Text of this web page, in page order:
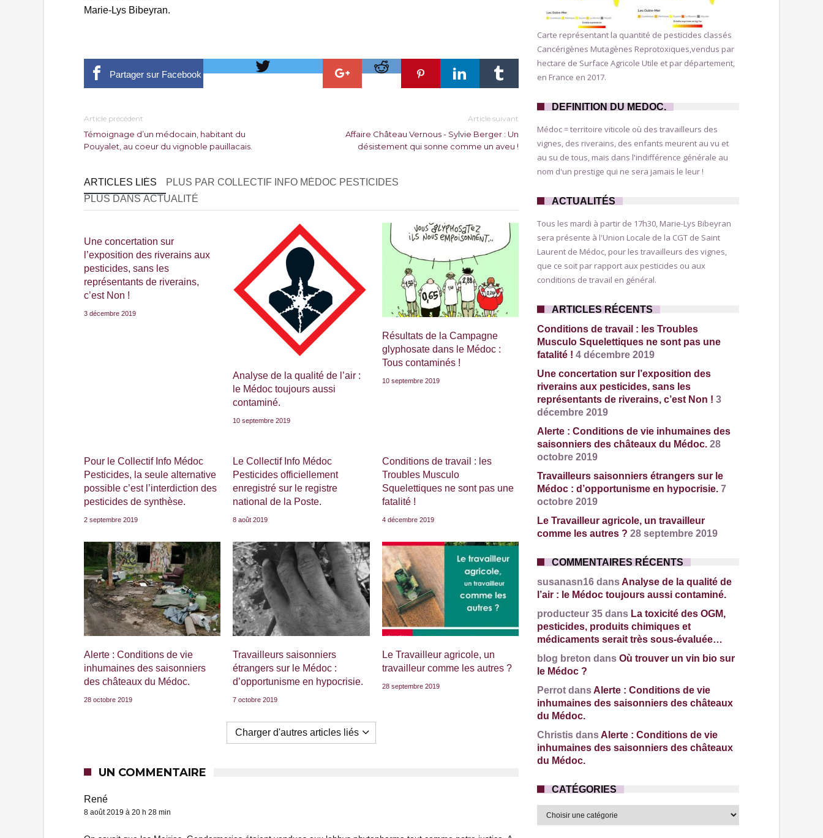
Marie-Lys Bibeyran.
Partager sur Facebook
Article précédent
Témoignage d’un médocain, habitant du
Pouyalet, au coeur du vignoble pauillacais.
Article suivant
Affaire Château Vernous - Sylvie Berger : Un
désistement qui sonne comme un aveu !
ARTICLES LIÉS
PLUS PAR COLLECTIF INFO MÉDOC PESTICIDES
PLUS DANS ACTUALITÉ
Une concertation sur
l’exposition des riverains aux
pesticides, sans les
représentants de riverains,
c’est Non !
3 décembre 2019
Analyse de la qualité de l’air :
le Médoc toujours aussi
contaminé.
10 septembre 2019
Résultats de la Campagne
glyphosate dans le Médoc :
Tous contaminés !
10 septembre 2019
Pour le Collectif Info Médoc
Pesticides, la seule alternative
possible c’est l’interdiction des
pesticides de synthèse.
2 septembre 2019
Le Collectif Info Médoc
Pesticides officiellement
enregistré sur le registre
national de la Poste.
8 août 2019
Conditions de travail : les
Troubles Musculo
Squelettiques ne sont pas une
fatalité !
4 décembre 2019
Alerte : Conditions de vie
inhumaines des saisonniers
des châteaux du Médoc.
28 octobre 2019
Travailleurs saisonniers
étrangers sur le Médoc :
d’opportunisme en hypocrisie.
7 octobre 2019
Le Travailleur agricole, un
travailleur comme les autres ?
28 septembre 2019
Charger d'autres articles liés
UN COMMENTAIRE
René
8 août 2019 à 20 h 28 min
Carte représentant la quantité de pesticides classés
Cancérigènes Mutagènes Reprotoxiques,vendus par
hectare de Surface Agricole Utile et par département,
en France en 2017.
DEFINITION DU MEDOC.
Médoc = territoire viticole où des travailleurs des
vignes, des riverains, des enfants meurent au vu et
au su de tous, mais dans l'indifférence générale au
nom d'un prestige qui ne sera jamais le leur !
ACTUALITÉS
Tous les mardi à partir de 17h30, Marie-Lys Bibeyran
sera présente à l'Union Locale de la CGT de Saint
Laurent de Médoc, pour les travailleurs des vignes,
que ce soit par rapport aux pesticides ou aux
conditions de travail en général.
ARTICLES RÉCENTS
Conditions de travail : les Troubles
Musculo Squelettiques ne sont pas une
fatalité ! 4 décembre 2019
Une concertation sur l’exposition des
riverains aux pesticides, sans les
représentants de riverains, c’est Non ! 3
décembre 2019
Alerte : Conditions de vie inhumaines des
saisonniers des châteaux du Médoc. 28
octobre 2019
Travailleurs saisonniers étrangers sur le
Médoc : d’opportunisme en hypocrisie. 7
octobre 2019
Le Travailleur agricole, un travailleur
comme les autres ? 28 septembre 2019
COMMENTAIRES RÉCENTS
susanasn16 dans Analyse de la qualité de
l’air : le Médoc toujours aussi contaminé.
producteur 35 dans La toxicité des OGM,
pesticides, produits chimiques et
médicaments serait très sous-évaluée…
blog breton dans Où trouver un vin bio sur
le Médoc ?
Perrot dans Alerte : Conditions de vie
inhumaines des saisonniers des châteaux
du Médoc.
Christis dans Alerte : Conditions de vie
inhumaines des saisonniers des châteaux
du Médoc.
CATÉGORIES